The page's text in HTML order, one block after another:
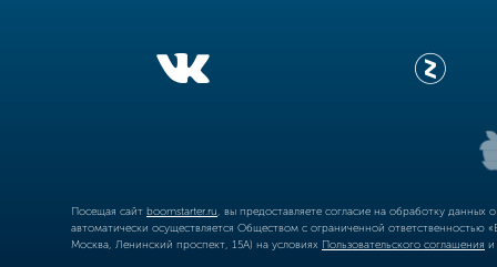
Посещая сайт boomstarter.ru , вы предоставляете согласие на обработку
автоматически осуществляется Обществом с ограниченной
Москва, Ленинский проспект, 15А) на условиях Пользовательского соглашения и